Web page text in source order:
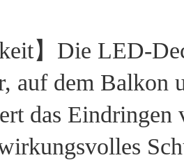
】Die LED-
auf dem Balkon
das Eindringen